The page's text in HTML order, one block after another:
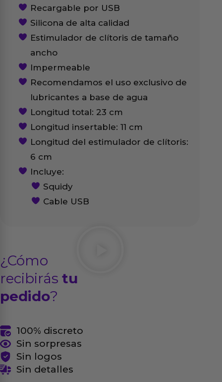
Recargable por USB
Silicona de alta calidad
Estimulador de clítoris de tamaño
ancho
Impermeable
Recomendamos el uso exclusivo de
lubricantes a base de agua
Longitud total: 23 cm
Longitud insertable: 11 cm
Longitud del estimulador de clítoris:
6 cm
Incluye:
Squidy
Cable USB
¿Cómo
recibirás tu
pedido?
100% discreto
Sin sorpresas
Sin logos
Sin detalles